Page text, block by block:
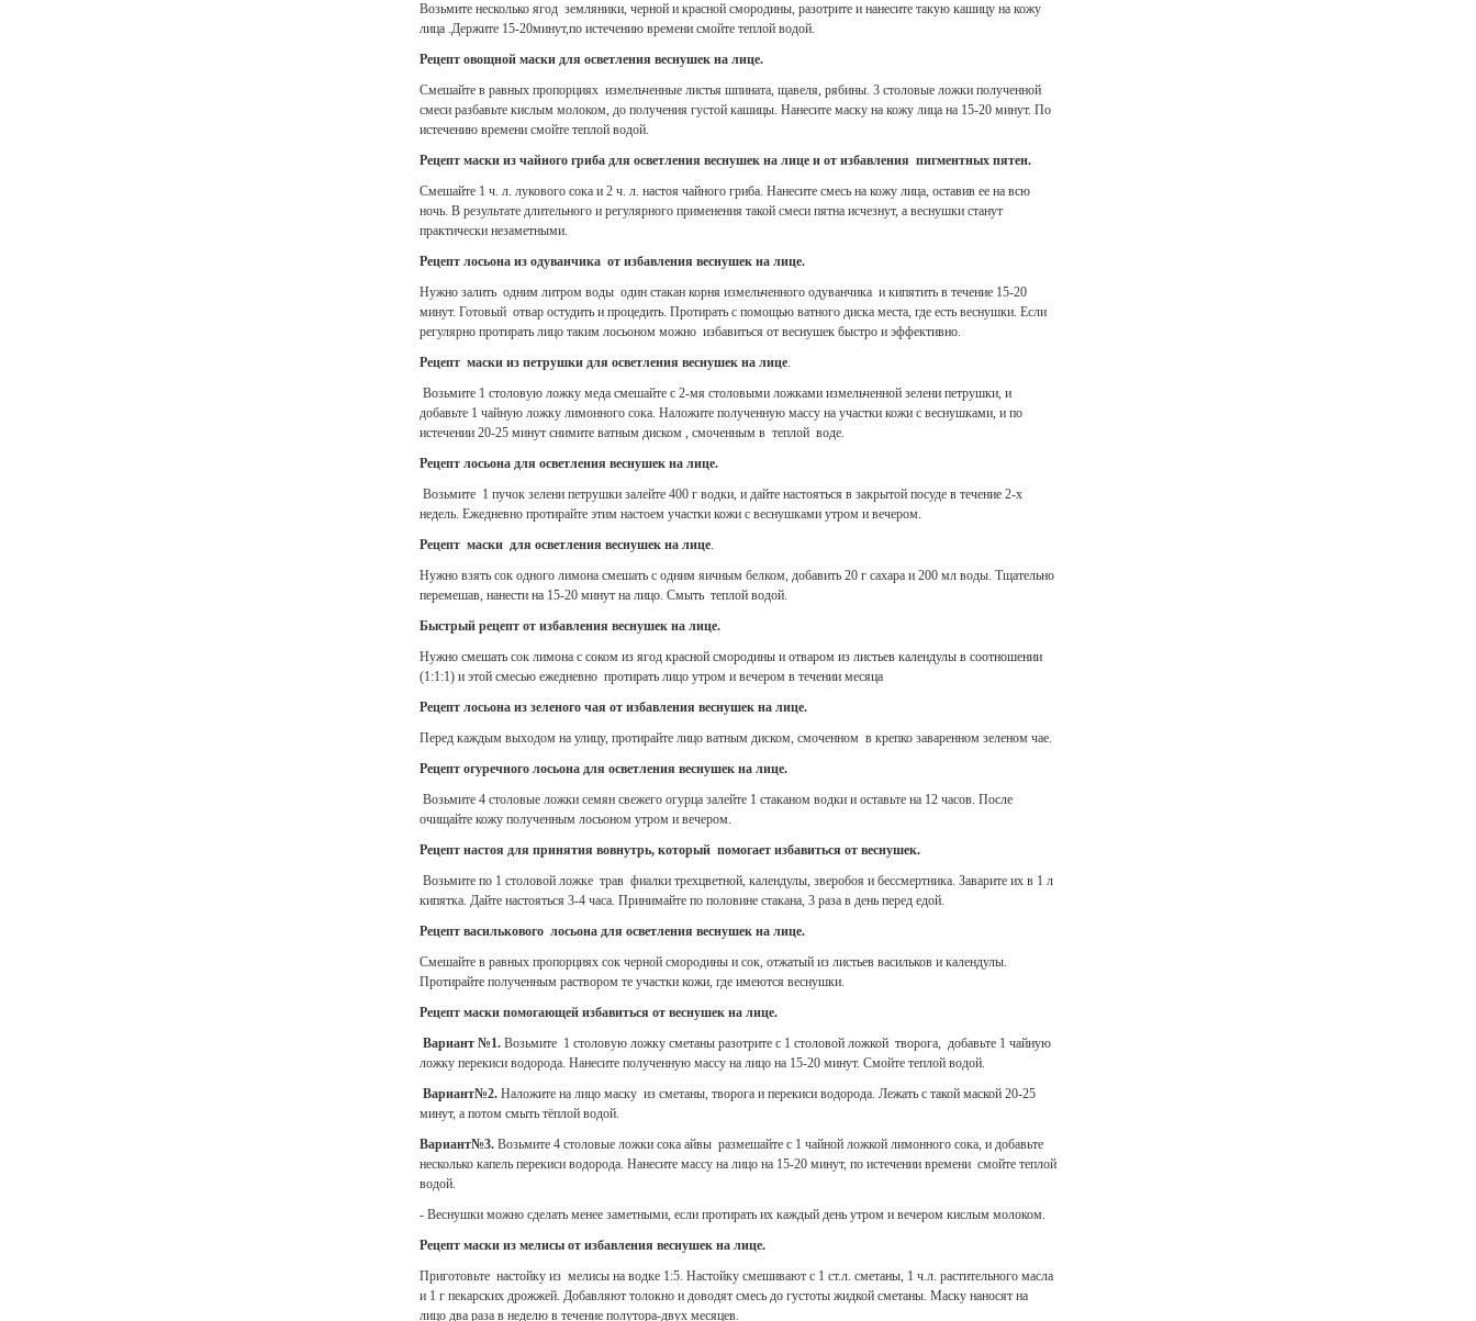
Возьмите несколько ягод земляники, черной и красной смородины, разотрите и нанесите такую кашицу на кожу
лица .Держите 15-20минут,по истечению времени смойте теплой водой.
Рецепт овощной маски для осветления веснушек на лице.
Смешайте в равных пропорциях измельченные листья шпината, щавеля, рябины. 3 столовые ложки полученной
смеси разбавьте кислым молоком, до получения густой кашицы. Нанесите маску на кожу лица на 15-20 минут. По
истечению времени смойте теплой водой.
Рецепт маски из чайного гриба для осветления веснушек на лице и от избавления пигментных пятен.
Смешайте 1 ч. л. лукового сока и 2 ч. л. настоя чайного гриба. Нанесите смесь на кожу лица, оставив ее на всю
ночь. В результате длительного и регулярного применения такой смеси пятна исчезнут, а веснушки станут
практически незаметными.
Рецепт лосьона из одуванчика от избавления веснушек на лице.
Нужно залить одним литром воды один стакан корня измельченного одуванчика и кипятить в течение 15-20
минут. Готовый отвар остудить и процедить. Протирать с помощью ватного диска места, где есть веснушки. Если
регулярно протирать лицо таким лосьоном можно избавиться от веснушек быстро и эффективно.
Рецепт маски из петрушки для осветления веснушек на лице.
Возьмите 1 столовую ложку меда смешайте с 2-мя столовыми ложками измельченной зелени петрушки, и
добавьте 1 чайную ложку лимонного сока. Наложите полученную массу на участки кожи с веснушками, и по
истечении 20-25 минут снимите ватным диском , смоченным в теплой воде.
Рецепт лосьона для осветления веснушек на лице.
Возьмите 1 пучок зелени петрушки залейте 400 г водки, и дайте настояться в закрытой посуде в течение 2-х
недель. Ежедневно протирайте этим настоем участки кожи с веснушками утром и вечером.
Рецепт маски для осветления веснушек на лице.
Нужно взять сок одного лимона смешать с одним яичным белком, добавить 20 г сахара и 200 мл воды. Тщательно
перемешав, нанести на 15-20 минут на лицо. Смыть теплой водой.
Быстрый рецепт от избавления веснушек на лице.
Нужно смешать сок лимона с соком из ягод красной смородины и отваром из листьев календулы в соотношении
(1:1:1) и этой смесью ежедневно протирать лицо утром и вечером в течении месяца
Рецепт лосьона из зеленого чая от избавления веснушек на лице.
Перед каждым выходом на улицу, протирайте лицо ватным диском, смоченном в крепко заваренном зеленом чае.
Рецепт огуречного лосьона для осветления веснушек на лице.
Возьмите 4 столовые ложки семян свежего огурца залейте 1 стаканом водки и оставьте на 12 часов. После
очищайте кожу полученным лосьоном утром и вечером.
Рецепт настоя для принятия вовнутрь, который помогает избавиться от веснушек.
Возьмите по 1 столовой ложке трав фиалки трехцветной, календулы, зверобоя и бессмертника. Заварите их в 1 л
кипятка. Дайте настояться 3-4 часа. Принимайте по половине стакана, 3 раза в день перед едой.
Рецепт василькового лосьона для осветления веснушек на лице.
Смешайте в равных пропорциях сок черной смородины и сок, отжатый из листьев васильков и календулы.
Протирайте полученным раствором те участки кожи, где имеются веснушки.
Рецепт маски помогающей избавиться от веснушек на лице.
Вариант №1. Возьмите 1 столовую ложку сметаны разотрите с 1 столовой ложкой творога, добавьте 1 чайную
ложку перекиси водорода. Нанесите полученную массу на лицо на 15-20 минут. Смойте теплой водой.
Вариант№2. Наложите на лицо маску из сметаны, творога и перекиси водорода. Лежать с такой маской 20-25
минут, а потом смыть тёплой водой.
Вариант№3. Возьмите 4 столовые ложки сока айвы размешайте с 1 чайной ложкой лимонного сока, и добавьте
несколько капель перекиси водорода. Нанесите массу на лицо на 15-20 минут, по истечении времени смойте теплой
водой.
- Веснушки можно сделать менее заметными, если протирать их каждый день утром и вечером кислым молоком.
Рецепт маски из мелисы от избавления веснушек на лице.
Приготовьте настойку из мелисы на водке 1:5. Настойку смешивают с 1 ст.л. сметаны, 1 ч.л. растительного масла
и 1 г пекарских дрожжей. Добавляют толокно и доводят смесь до густоты жидкой сметаны. Маску наносят на
лицо два раза в неделю в течение полутора-двух месяцев.